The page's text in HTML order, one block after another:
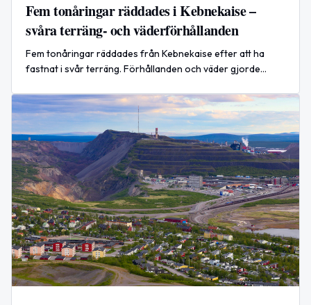
Fem tonåringar räddades i Kebnekaise –
svåra terräng- och väderförhållanden
Fem tonåringar räddades från Kebnekaise efter att ha
fastnat i svår terräng. Förhållanden och väder gjorde